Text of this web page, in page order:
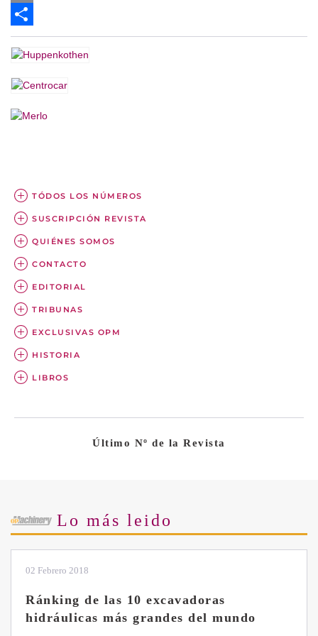
Email
Share
TÓDOS LOS NÚMEROS
SUSCRIPCIÓN REVISTA
QUIÉNES SOMOS
CONTACTO
EDITORIAL
TRIBUNAS
EXCLUSIVAS OPM
HISTORIA
LIBROS
Último Nº de la Revista
Lo más leido
28 Enero 2019
Las ventajas de la excavadora Yanmar
B7 Sigma-6